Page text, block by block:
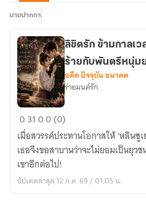
นามปากกา
ลิขิต
รัก
ข้าม
กาล
เวลา
ยุวชน
ลิขิตรัก ข้ามกาลเ
ร้ายกับพันตรีหนุ่ม
อดีต ปัจจุบัน อนาคต
ร่ายมนต์รัก
03100 (0)
เมื่อสวรรค์ประทานโอกาสให้ 'หลินซูเย่ว์' กลับมาในปี 1974 อีกครั้ง
เธอจึงขอสาบานว่าจะไม่ยอมเป็นยุ
เขาอีกต่อไป!
อัปเดตล่าสุด 12 ก.ค. 69 / 01:05 น.